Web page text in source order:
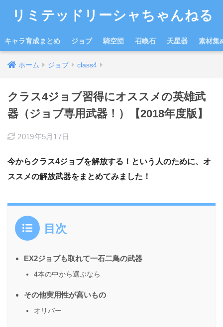
リミテッドリーシャちゃんねる
キャラ育成まとめ ジョブ 騎空団 召喚石 天星器 素材集
ホーム ジョブ class4
クラス4ジョブ習得にオススメの英雄武
器（ジョブ専用武器！）【2018年度版】
2019年5月17日
今からクラス4ジョブを解放する！という人のために、オ
ススメの解放武器をまとめてみました！
目次
EX2ジョブも取れて一石二鳥の武器
4本の中から選ぶなら
その他実用性が高いもの
オリバー